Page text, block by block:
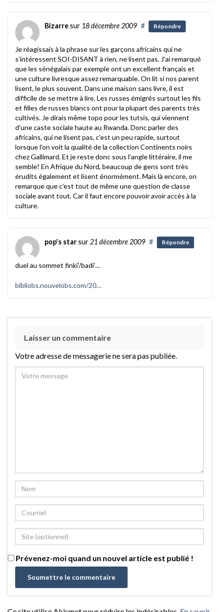
Bizarresur 18 décembre 2009 # Répondre
Je réagissais à la phrase sur les garçons africains qui ne
s’intéressent SOI-DISANT à rien, ne lisent pas. J’ai remarqué
que les sénégalais par exemple ont un excellent français et
une culture livresque assez remarquable. On lit si nos parent
lisent, le plus souvent. Dans une maison sans livre, il est
difficile de se mettre à lire. Les russes émigrés surtout les fils
et filles de russes blancs ont pour la plupart des parents très
cultivés. Je dirais même topo pour les tutsis, qui viennent
d’une caste sociale haute au Rwanda. Donc parler des
africains, qui ne lisent pas, c’est un peu rapide, surtout
lorsque l’on voit la qualité de la collection Continents noirs
chez Gallimard. Et je reste donc sous l’angle littéraire, il me
semble! En Afrique du Nord, beaucoup de gens sont très
érudits également et lisent énormément. Mais là encore, on
remarque que c’est tout de même une question de classe
sociale avant tout. Car il faut encore pouvoir avoir accès à la
culture.
pop's starsur 21 décembre 2009 # Répondre
duel au sommet finki’/badi’…
bibliobs.nouvelobs.com/20…
Laisser un commentaire
Votre adresse de messagerie ne sera pas publiée.
Prévenez-moi quand un nouvel article est publié !